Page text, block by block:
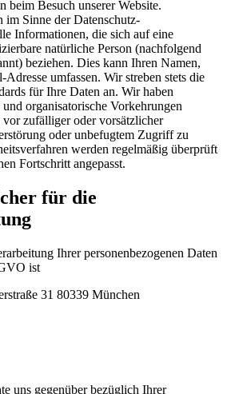
beim Besuch unserer Website.
im Sinne der Datenschutz-
Informationen, die sich auf eine
natürliche Person (nachfolgend
beziehen. Dies kann Ihren Namen,
umfassen. Wir streben stets die
für Ihre Daten an. Wir haben
organisatorische Vorkehrungen
zufälliger oder vorsätzlicher
oder unbefugtem Zugriff zu
werden regelmäßig überprüft
Fortschritt angepasst.
für die
Ihrer personenbezogenen Daten
ist
31 80339 München
uns gegenüber bezüglich Ihrer